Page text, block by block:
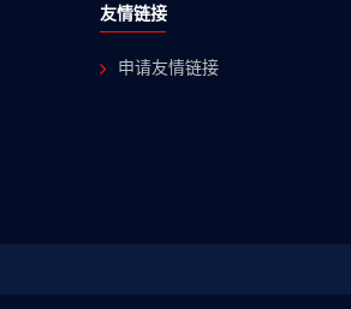
友情链接
申请友情链接